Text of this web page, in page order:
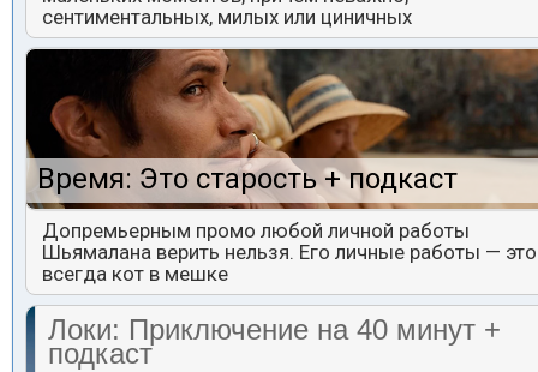
сентиментальных, милых или циничных
Время: Это старость + подкаст
Допремьерным промо любой личной работы
Шьямалана верить нельзя. Его личные работы — это
всегда кот в мешке
Локи: Приключение на 40 минут +
подкаст